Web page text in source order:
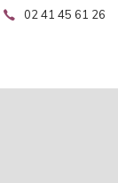
02 41 45 61 26